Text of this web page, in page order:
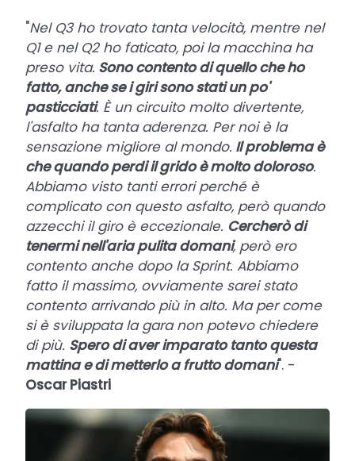
"Nel Q3 ho trovato tanta velocità, mentre nel
Q1 e nel Q2 ho faticato, poi la macchina ha
preso vita. Sono contento di quello che ho
fatto, anche se i giri sono stati un po'
pasticciati. È un circuito molto divertente,
l'asfalto ha tanta aderenza. Per noi è la
sensazione migliore al mondo. Il problema è
che quando perdi il grido è molto doloroso.
Abbiamo visto tanti errori perché è
complicato con questo asfalto, però quando
azzecchi il giro è eccezionale. Cercherò di
tenermi nell'aria pulita domani, però ero
contento anche dopo la Sprint. Abbiamo
fatto il massimo, ovviamente sarei stato
contento arrivando più in alto. Ma per come
si è sviluppata la gara non potevo chiedere
di più. Spero di aver imparato tanto questa
mattina e di metterlo a frutto domani". -
Oscar Piastri